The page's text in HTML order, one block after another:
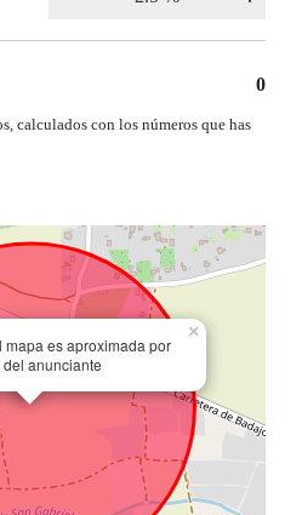
0
calculados con los números que has
mapa es aproximada por
anunciante
×